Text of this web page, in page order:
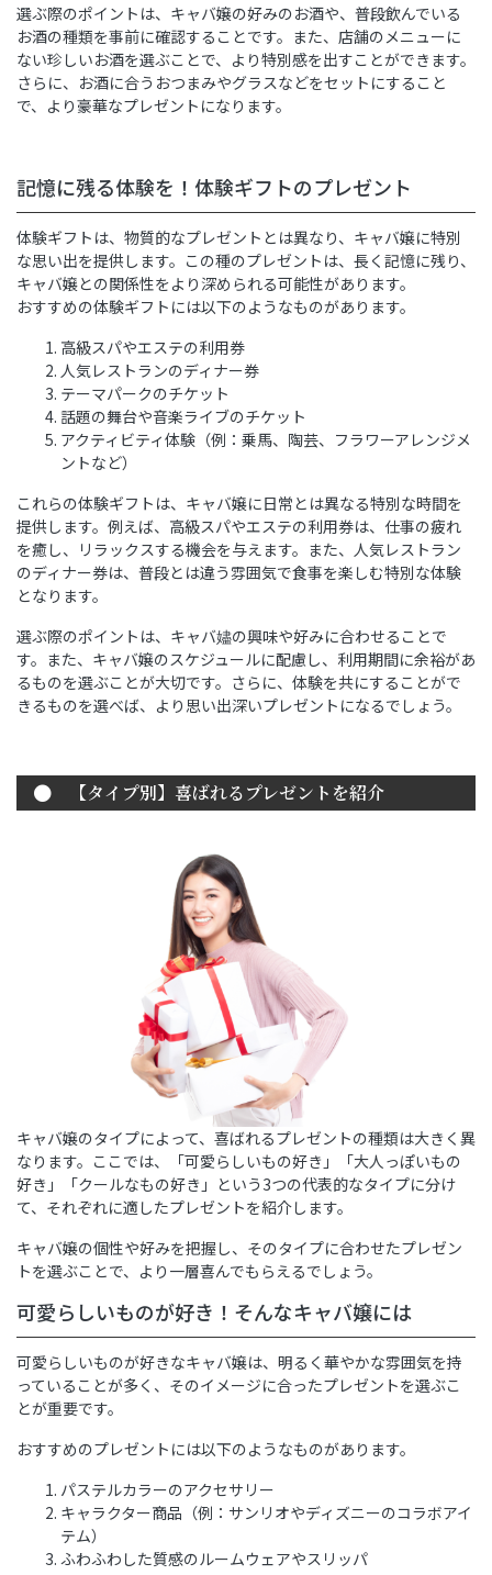
選ぶ際のポイントは、キャバ嬢の好みのお酒や、普段飲んでいる
お酒の種類を事前に確認することです。また、店舗のメニューに
ない珍しいお酒を選ぶことで、より特別感を出すことができます。
さらに、お酒に合うおつまみやグラスなどをセットにすること
で、より豪華なプレゼントになります。
記憶に残る体験を！体験ギフトのプレゼント
体験ギフトは、物質的なプレゼントとは異なり、キャバ嬢に特別
な思い出を提供します。この種のプレゼントは、長く記憶に残り、
キャバ嬢との関係性をより深められる可能性があります。
おすすめの体験ギフトには以下のようなものがあります。
高級スパやエステの利用券
人気レストランのディナー券
テーマパークのチケット
話題の舞台や音楽ライブのチケット
アクティビティ体験（例：乗馬、陶芸、フラワーアレンジメ
ントなど）
これらの体験ギフトは、キャバ嬢に日常とは異なる特別な時間を
提供します。例えば、高級スパやエステの利用券は、仕事の疲れ
を癒し、リラックスする機会を与えます。また、人気レストラン
のディナー券は、普段とは違う雰囲気で食事を楽しむ特別な体験
となります。
選ぶ際のポイントは、キャバ嬧の興味や好みに合わせることで
す。また、キャバ嬢のスケジュールに配慮し、利用期間に余裕があ
るものを選ぶことが大切です。さらに、体験を共にすることがで
きるものを選べば、より思い出深いプレゼントになるでしょう。
【タイプ別】喜ばれるプレゼントを紹介
キャバ嬢のタイプによって、喜ばれるプレゼントの種類は大きく異
なります。ここでは、「可愛らしいもの好き」「大人っぽいもの
好き」「クールなもの好き」という3つの代表的なタイプに分け
て、それぞれに適したプレゼントを紹介します。
キャバ嬢の個性や好みを把握し、そのタイプに合わせたプレゼン
トを選ぶことで、より一層喜んでもらえるでしょう。
可愛らしいものが好き！そんなキャバ嬢には
可愛らしいものが好きなキャバ嬢は、明るく華やかな雰囲気を持
っていることが多く、そのイメージに合ったプレゼントを選ぶこ
とが重要です。
おすすめのプレゼントには以下のようなものがあります。
パステルカラーのアクセサリー
キャラクター商品（例：サンリオやディズニーのコラボアイ
テム）
ふわふわした質感のルームウェアやスリッパ